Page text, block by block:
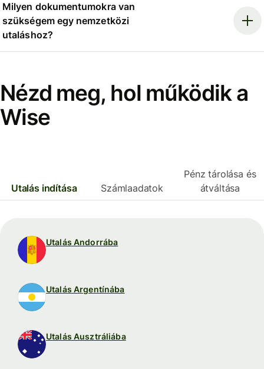
Milyen dokumentumokra van
szükségem egy nemzetközi
utaláshoz?
Nézd meg, hol működik a
Wise
Utalás indítása Számlaadatok
Pénz tárolása és
átváltása
Utalás Andorrába
Utalás Argentínába
Utalás Ausztráliába